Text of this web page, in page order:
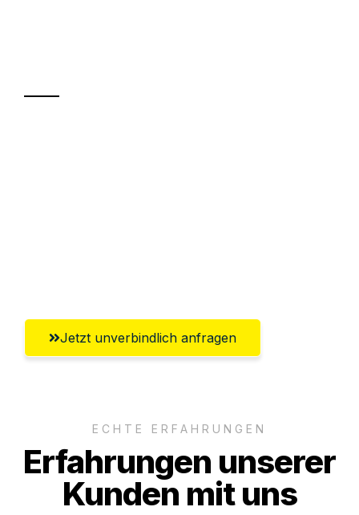
Jetzt unverbindlich anfragen
ECHTE ERFAHRUNGEN
Erfahrungen unserer
Kunden mit uns